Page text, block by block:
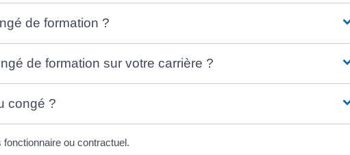
de formation ?
de formation sur votre carrière ?
congé ?
ou contractuel.